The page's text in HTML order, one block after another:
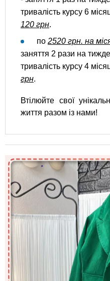
тривалість курсу 6
120 грн.
по 2520 грн. на
заняття 2 рази на
тривалість курсу 4
грн.
Втілюйте свої
життя разом із нами!